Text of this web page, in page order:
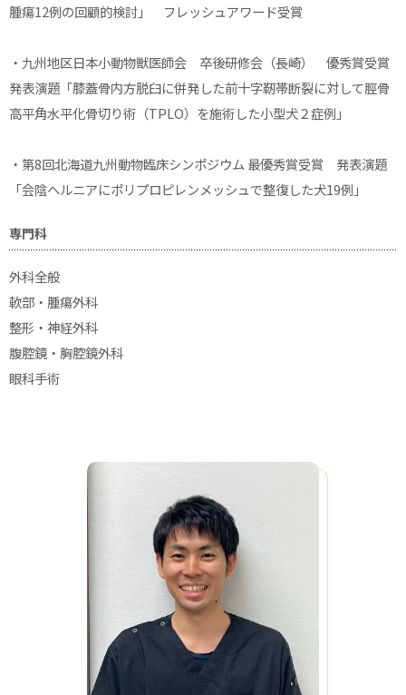
腫瘍12例の回顧的検討」 フレッシュアワード受賞
・九州地区日本小動物獣医師会 卒後研修会（長崎） 優秀賞受賞
発表演題「膝蓋骨内方脱臼に併発した前十字靭帯断裂に対して脛骨
高平角水平化骨切り術（TPLO）を施術した小型犬２症例」
・第8回北海道九州動物臨床シンポジウム 最優秀賞受賞 発表演題
「会陰ヘルニアにポリプロピレンメッシュで整復した犬19例」
専門科
外科全般
軟部・腫瘍外科
整形・神経外科
腹腔鏡・胸腔鏡外科
眼科手術